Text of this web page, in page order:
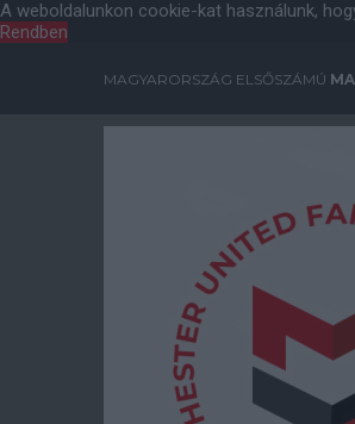
A weboldalunkon cookie-kat használunk,
Rendben
MAGYARORSZÁG ELSŐSZÁMÚ